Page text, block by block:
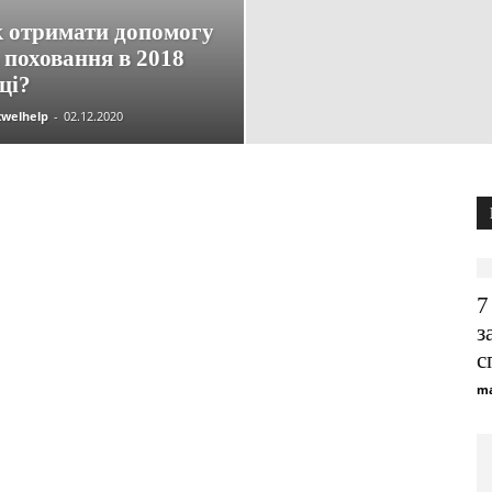
отримати допомогу
в 2018
- 02.12.2020